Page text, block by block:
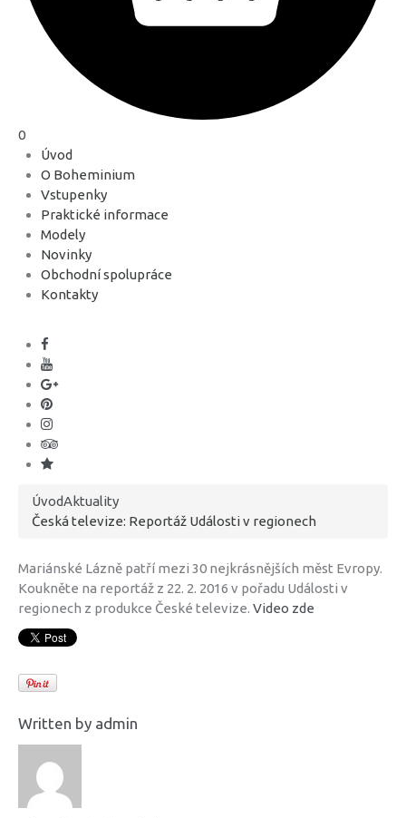
0
Úvod
O Boheminium
Vstupenky
Praktické informace
Modely
Novinky
Obchodní spolupráce
Kontakty
ÚvodAktuality
Česká televize: Reportáž Události v regionech
Mariánské Lázně patří mezi 30 nejkrásnějších měst Evropy.
Koukněte na reportáž z 22. 2. 2016 v pořadu Události v
regionech z produkce České televize. Video zde
Written by admin